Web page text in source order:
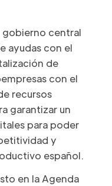
gobierno central
ayudas con el
de
con el
recursos
garantizar un
para poder
y
español.
en la Agenda